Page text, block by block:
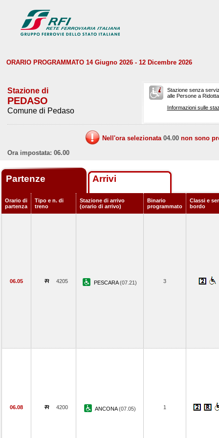
ORARIO PROGRAMMATO 14 Giugno 2026 - 12 Dicembre 2026
Stazione di
PEDASO
Comune di Pedaso
Stazione senza
alle Persone a
Informazioni sulle
Nell'ora selezionata 04.00 non sono
Ora impostata: 06.00
Partenze Arrivi
Orario di
partenza
Tipo e n. di
treno
Stazione di arrivo
(orario di arrivo)
Binario
programmato
Classi e
bordo
06.05 4205 PESCARA(07.21) 3
06.08 4200 ANCONA(07.05) 1